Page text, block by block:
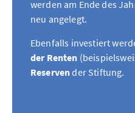
werden am Ende des
neu angelegt.
Ebenfalls investiert
der Renten
Reservender Stiftung.